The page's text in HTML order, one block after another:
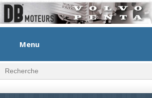
Menu
Formulaire de recherche